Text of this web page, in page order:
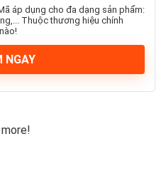
áp dụng cho đa dạng sản phẩm:
Thuộc thương hiệu chính
NGAY